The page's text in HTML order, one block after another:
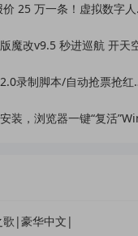
条！虚拟数字人正在抢占真人演员市场？
v9.5 秒进巡航 开天空视角 保时
制脚本/自动抢票抢红包/游戏脚本
装，浏览器一键“复活
歌|豪华中文|